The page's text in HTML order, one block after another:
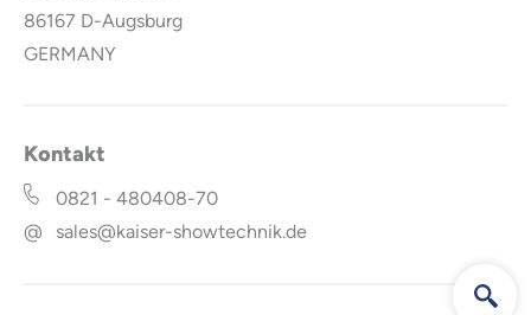
86167 D-Augsburg
GERMANY
Kontakt
0821 - 480408-70
@
sales@kaiser-showtechnik.de